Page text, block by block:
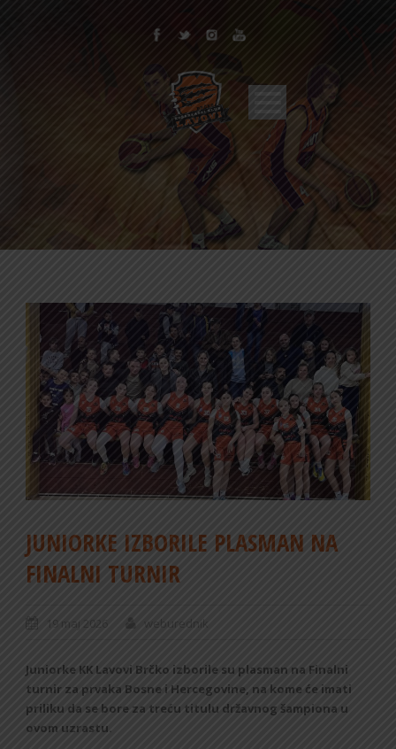
JUNIORKE IZBORILE PLASMAN NA
FINALNI TURNIR
19 maj 2026 weburednik
Juniorke KK Lavovi Brčko izborile su plasman na Finalni
turnir za prvaka Bosne i Hercegovine, na kome će imati
priliku da se bore za treću titulu državnog šampiona u
ovom uzrastu.